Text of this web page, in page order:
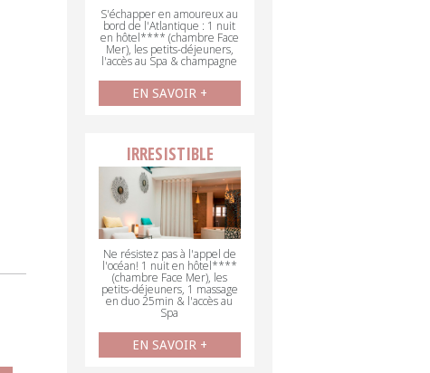
S'échapper en amoureux au
bord de l'Atlantique : 1 nuit
en hôtel**** (chambre Face
Mer), les petits-déjeuners,
l'accès au Spa & champagne
EN SAVOIR +
IRRESISTIBLE
Ne résistez pas à l'appel de
l'océan! 1 nuit en hôtel****
(chambre Face Mer), les
petits-déjeuners, 1 massage
en duo 25min & l'accès au
Spa
EN SAVOIR +